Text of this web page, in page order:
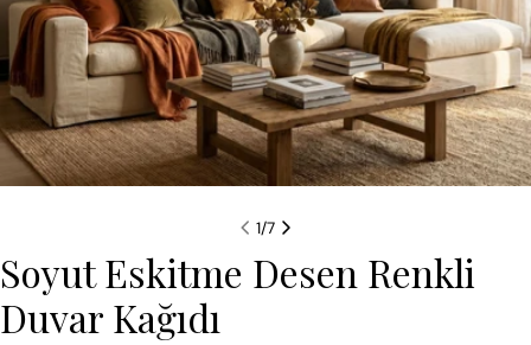
1/7
Soyut Eskitme Desen Renkli
Duvar Kağıdı